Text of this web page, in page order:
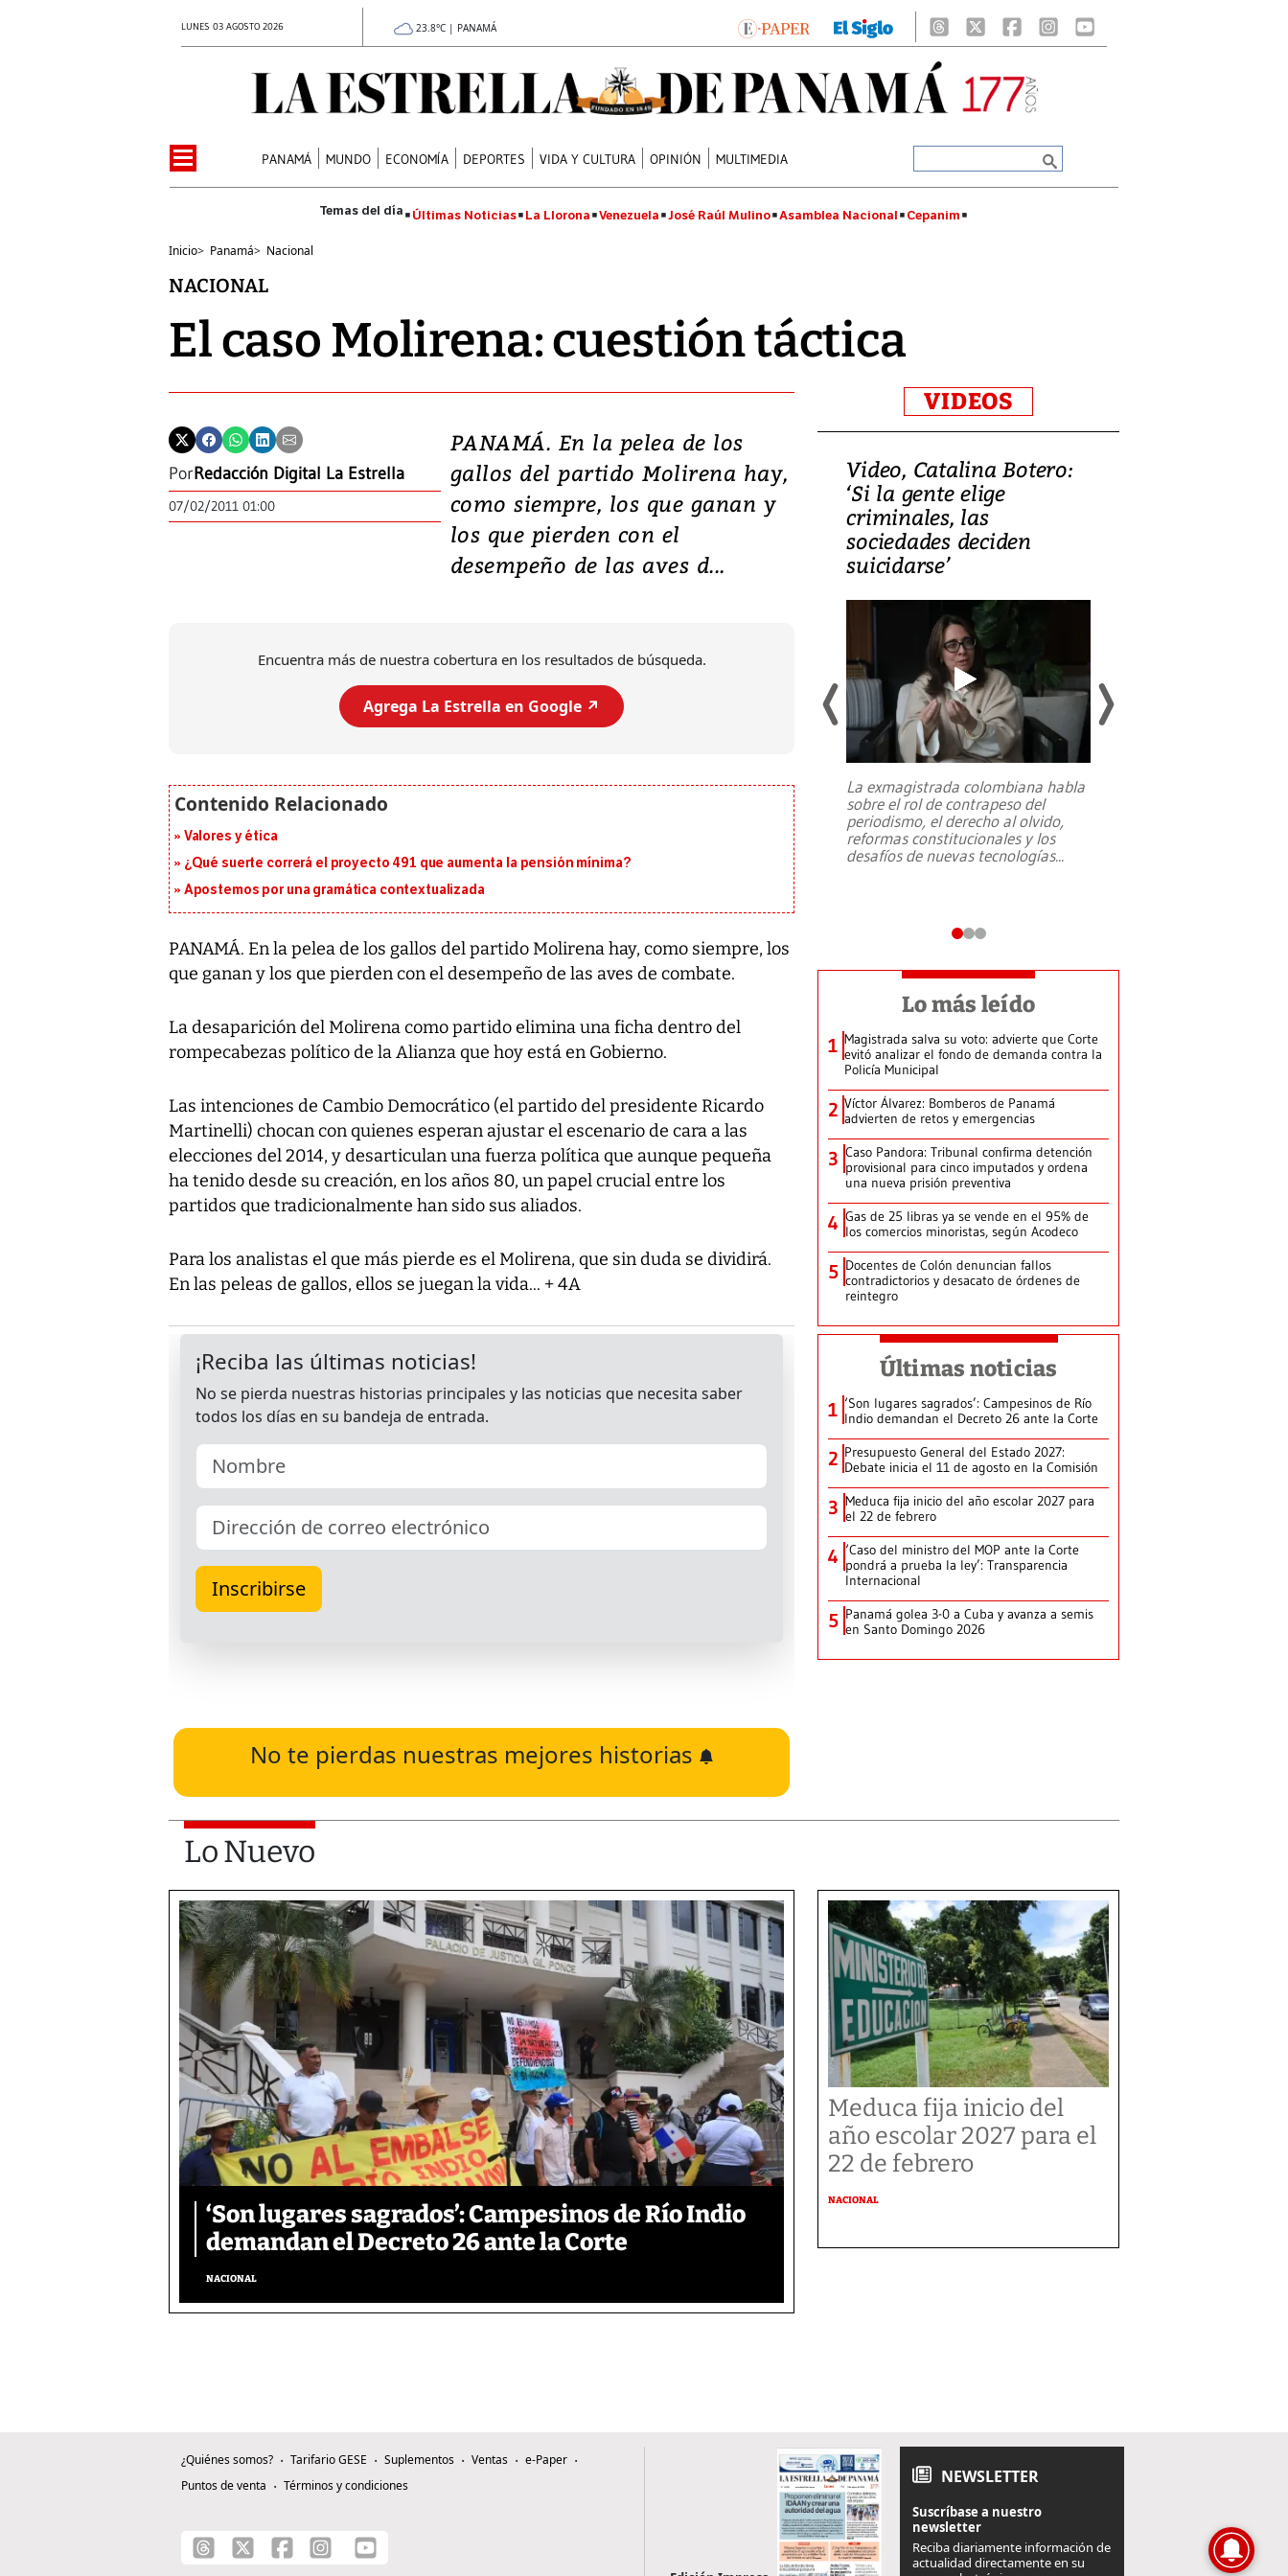
LUNES 03 AGOSTO 2026 23.8°C | PANAMÁ
PANAMÁ MUNDO ECONOMÍA DEPORTES VIDA Y CULTURA OPINIÓN MULTIMEDIA
Últimas Noticias La Llorona Venezuela José Raúl Mulino Asamblea Nacional Cepanim
Inicio> Panamá> Nacional
NACIONAL
El caso Molirena: cuestión táctica
PorRedacción Digital La Estrella
07/02/2011 01:00
PANAMÁ. En la pelea de los
gallos del partido Molirena hay,
como siempre, los que ganan y
los que pierden con el
desempeño de las aves d...
Encuentra más de nuestra cobertura en los resultados de búsqueda.
Agrega La Estrella en Google ↗️
Valores y ética
¿Qué suerte correrá el proyecto 491 que aumenta la pensión mínima?
Apostemos por una gramática contextualizada
PANAMÁ. En la pelea de los gallos del partido Molirena hay, como siempre, los
que ganan y los que pierden con el desempeño de las aves de combate.
La desaparición del Molirena como partido elimina una ficha dentro del
rompecabezas político de la Alianza que hoy está en Gobierno.
Las intenciones de Cambio Democrático (el partido del presidente Ricardo
Martinelli) chocan con quienes esperan ajustar el escenario de cara a las
elecciones del 2014, y desarticulan una fuerza política que aunque pequeña
ha tenido desde su creación, en los años 80, un papel crucial entre los
partidos que tradicionalmente han sido sus aliados.
Para los analistas el que más pierde es el Molirena, que sin duda se dividirá.
En las peleas de gallos, ellos se juegan la vida... + 4A
No te pierdas nuestras mejores historias
VIDEOS
Video, Japón: Terremoto
deja heridos y graves
daños en Kumamoto
al sur de Japón, provocando una
Video, Catalina Botero:
‘Si la gente elige
criminales, las
sociedades deciden
suicidarse’
La exmagistrada colombiana habla
sobre el rol de contrapeso del
periodismo, el derecho al olvido,
reformas constitucionales y los
desafíos de nuevas tecnologías...
Lo más leído
1 Magistrada salva su voto: advierte que Corte
evitó analizar el fondo de demanda contra la
Policía Municipal
2 Víctor Álvarez: Bomberos de Panamá
advierten de retos y emergencias
3 Caso Pandora: Tribunal confirma detención
provisional para cinco imputados y ordena
una nueva prisión preventiva
4 Gas de 25 libras ya se vende en el 95% de
los comercios minoristas, según Acodeco
5 Docentes de Colón denuncian fallos
contradictorios y desacato de órdenes de
reintegro
Últimas noticias
1 ‘Son lugares sagrados’: Campesinos de Río
Indio demandan el Decreto 26 ante la Corte
2 Presupuesto General del Estado 2027:
Debate inicia el 11 de agosto en la Comisión
3 Meduca fija inicio del año escolar 2027 para
el 22 de febrero
4 ‘Caso del ministro del MOP ante la Corte
pondrá a prueba la ley’: Transparencia
Internacional
5 Panamá golea 3-0 a Cuba y avanza a semis
en Santo Domingo 2026
Lo Nuevo
‘Son lugares sagrados’: Campesinos de Río Indio
demandan el Decreto 26 ante la Corte
NACIONAL
Meduca fija inicio del
año escolar 2027 para el
22 de febrero
NACIONAL
¿Quiénes somos? Tarifario GESE Suplementos Ventas
e-Paper
Puntos de venta
Términos y condiciones NEWSLETTER
Suscríbase a nuestro
newsletter
Reciba diariamente información de
actualidad directamente en su